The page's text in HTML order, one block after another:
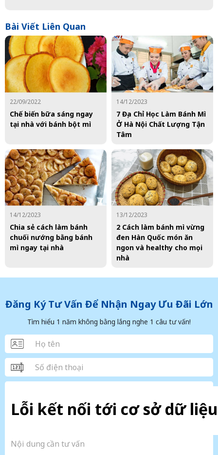
Bài Viết Liên Quan
22/09/2022
Chế biến bữa sáng ngay
tại nhà với bánh bột mì
14/12/2023
7 Địa Chỉ Học Làm Bánh Mì
Ở Hà Nội Chất Lượng Tận
Tâm
14/12/2023
Chia sẻ cách làm bánh
chuối nướng bằng bánh
mì ngay tại nhà
13/12/2023
2 Cách làm bánh mì vừng
đen Hàn Quốc món ăn
ngon và healthy cho mọi
nhà
Đăng Ký Tư Vấn Để Nhận Ngay Ưu Đãi Lớn
Tìm hiểu 1 năm không bằng lắng nghe 1 câu tư vấn!
Lỗi kết nối tới cơ sở dữ liệu